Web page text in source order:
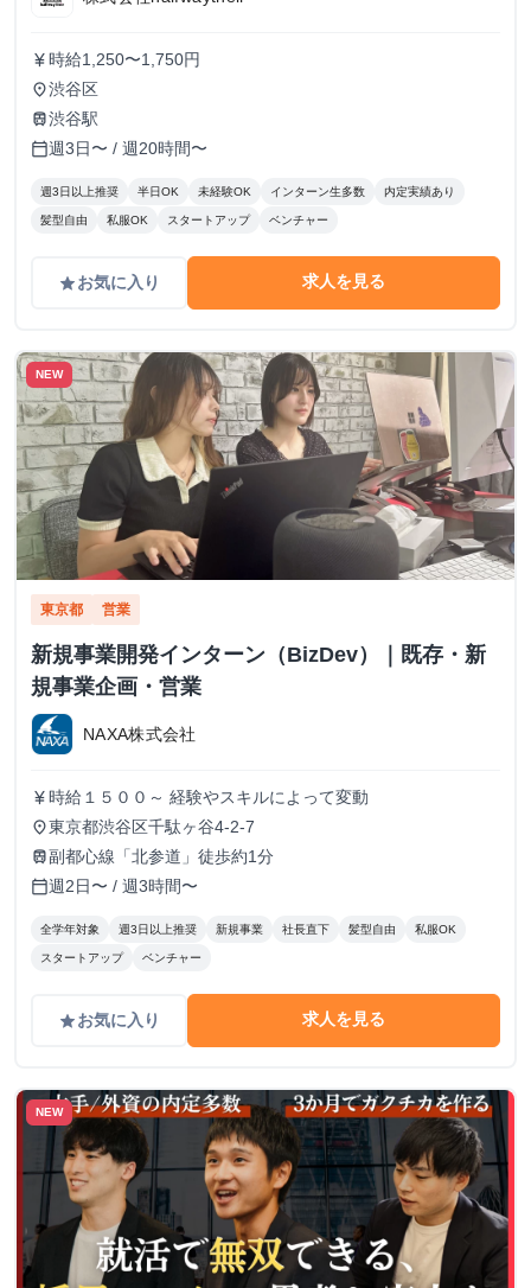
currency_yen 時給1,250〜1,750円
place渋谷区
train渋谷駅
calendar_today週3日〜 / 週20時間〜
週3日以上推奨 半日OK 未経験OK インターン生多数 内定実績あり
髪型自由 私服OK スタートアップ ベンチャー
gradeお気に入り 求人を見る
NEW
東京都 営業
新規事業開発インターン（BizDev）｜既存・新
規事業企画・営業
NAXA株式会社
currency_yen 時給１５００～ 経験やスキルによって変動
place東京都渋谷区千駄ヶ谷4-2-7
train副都心線「北参道」徒歩約1分
calendar_today週2日〜 / 週3時間〜
全学年対象 週3日以上推奨 新規事業 社長直下 髪型自由 私服OK
スタートアップ ベンチャー
gradeお気に入り 求人を見る
NEW